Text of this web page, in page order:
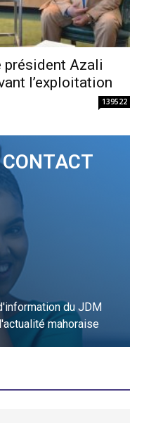
président Azali
l’exploitation
139522
du JDM
mahoraise